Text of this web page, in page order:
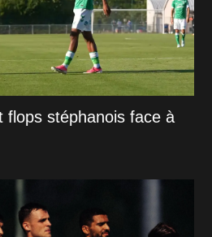
flops stéphanois face à